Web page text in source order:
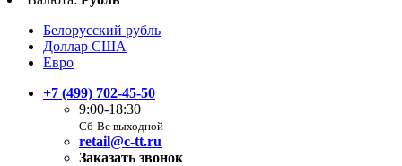
Белорусский рубль
Доллар США
Евро
+7 (499) 702-45-50
9:00-18:30
Сб-Вс выходной
retail@c-tt.ru
Заказать звонок